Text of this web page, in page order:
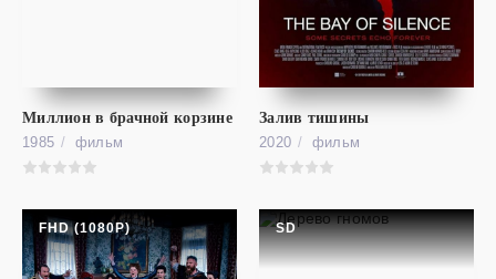
Миллион в брачной корзине
1985
фильм
Залив тишины
2020
фильм
FHD (1080P) SD